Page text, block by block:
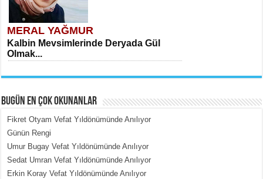
MERAL YAĞMUR
Kalbin Mevsimlerinde Deryada Gül
Olmak...
MEHMET ÇOBAN
İçerdeki Put Dışardaki Maskeler...
BUGÜN EN ÇOK OKUNANLAR
Fikret Otyam Vefat Yıldönümünde Anılıyor
Günün Rengi
Umur Bugay Vefat Yıldönümünde Anılıyor
Sedat Umran Vefat Yıldönümünde Anılıyor
Erkin Koray Vefat Yıldönümünde Anılıyor